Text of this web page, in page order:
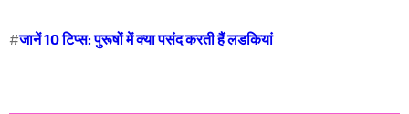
#जानें 10 टिप्स: पुरूषों में क्या पसंद करती हैं लडकियां